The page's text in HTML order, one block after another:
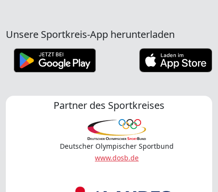
Unsere Sportkreis-App herunterladen
Partner des Sportkreises
Deutscher Olympischer Sportbund
www.dosb.de